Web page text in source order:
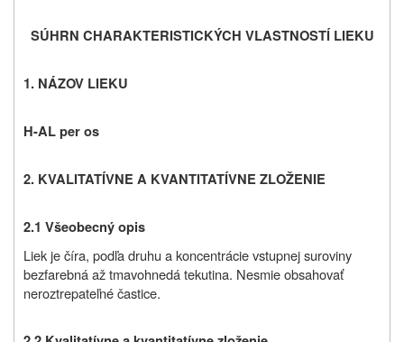
SÚHRN CHARAKTERISTICKÝCH VLASTNOSTÍ LIEKU
1. NÁZOV LIEKU
H-AL per os
2. KVALITATÍVNE A KVANTITATÍVNE ZLOŽENIE
2.1 Všeobecný opis
Liek je číra, podľa druhu a koncentrácie vstupnej suroviny
bezfarebná až tmavohnedá tekutina. Nesmie obsahovať
neroztrepateľné častice.